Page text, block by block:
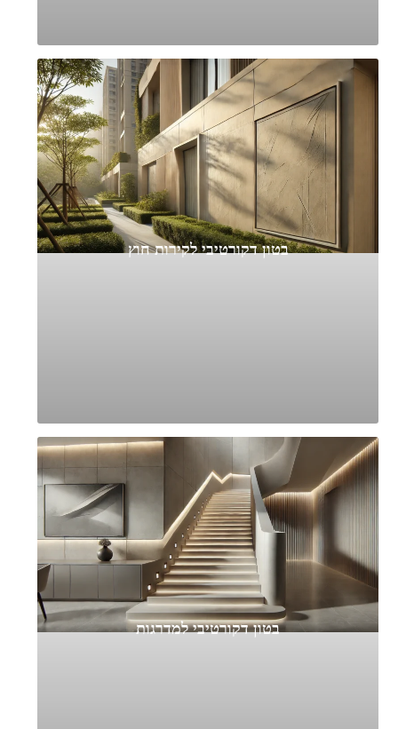
בטון דקורטיבי לקירות חוץ
בטון דקורטיבי למדרגות